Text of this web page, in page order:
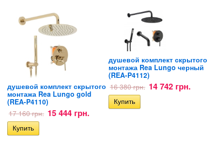
душевой комплект скрытого
монтажа Rea Lungo gold
(REA-P4110)
17 160 грн. 15 444 грн.
душевой комплект скрытого
монтажа Rea Lungo черный
(REA-P4112)
16 380 грн. 14 742 грн.